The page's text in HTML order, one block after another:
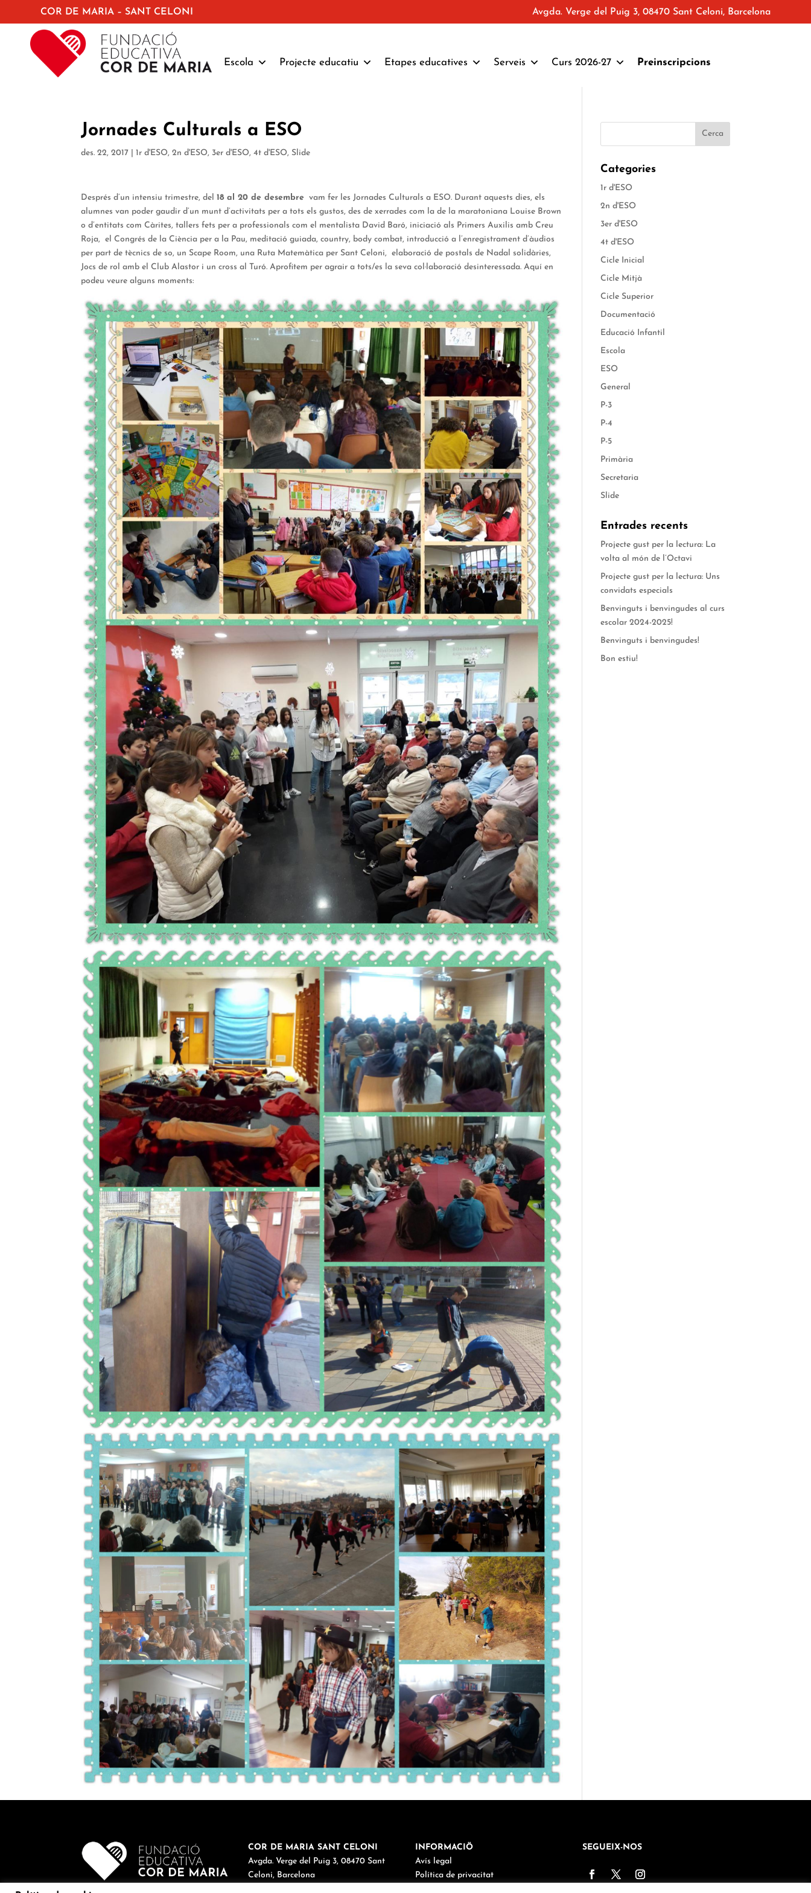
COR DE MARIA – SANT CELONI Avgda. Verge del Puig 3, 08470 Sant Celoni, Barcelona
Escola Projecte educatiu Etapes educatives Serveis Curs 2026-27 Preinscripcions
Jornades Culturals a ESO
des. 22, 2017 |1r d'ESO,2n d'ESO, 3er d'ESO,4t d'ESO, Slide
Després d’un intensiu trimestre, del18 al 20 de desembre vam fer les Jornades Culturals a ESO. Durant aquests dies, els
alumnes van poder gaudir d’un munt d’activitats per a tots els gustos, des de xerrades com la de la maratoniana Louise Brown
o d’entitats com Càrites, tallers fets per a professionals com el mentalista David Baró, iniciació als Primers Auxilis amb Creu
Roja, el Congrés de la Ciència per a la Pau, meditació guiada, country, body combat, introducció a l’enregistrament d’àudios
per part de tècnics de so, un Scape Room, una Ruta Matemàtica per Sant Celoni, elaboració de postals de Nadal solidàries,
Jocs de rol amb el Club Alastor i un cross al Turó. Aprofitem per agrair a tots/es la seva col·laboració desinteressada. Aquí en
podeu veure alguns moments:
Categories
1r d'ESO
2n d'ESO
3er d'ESO
4t d'ESO
Cicle Inicial
Cicle Mitjà
Cicle Superior
Documentació
Educació Infantil
Escola
ESO
General
P-3
P-4
P-5
Primària
Secretaria
Slide
Entrades recents
Projecte gust per la lectura: La
volta al món de l’Octavi
Projecte gust per la lectura: Uns
convidats especials
Benvinguts i benvingudes al curs
escolar 2024-2025!
Benvinguts i benvingudes!
Bon estiu!
COR DE MARIA SANT CELONI
Avgda. Verge del Puig 3, 08470 Sant
Celoni, Barcelona
INFORMACIÖ
Avís legal
Política de privacitat
SEGUEIX-NOS